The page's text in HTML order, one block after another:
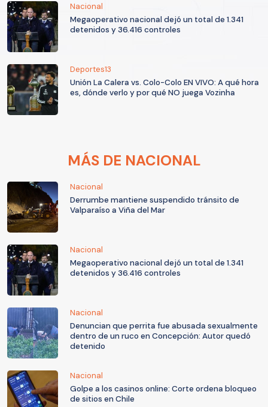
Nacional
Megaoperativo nacional dejó un total de 1.341
detenidos y 36.416 controles
Deportes13
Unión La Calera vs. Colo-Colo EN VIVO: A qué hora
es, dónde verlo y por qué NO juega Vozinha
MÁS DE NACIONAL
Nacional
Derrumbe mantiene suspendido tránsito de
Valparaíso a Viña del Mar
Nacional
Megaoperativo nacional dejó un total de 1.341
detenidos y 36.416 controles
Nacional
Denuncian que perrita fue abusada sexualmente
dentro de un ruco en Concepción: Autor quedó
detenido
Nacional
Golpe a los casinos online: Corte ordena bloqueo
de sitios en Chile